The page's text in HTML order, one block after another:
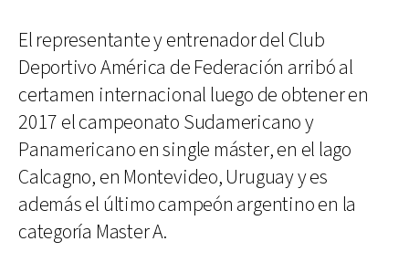
El representante y entrenador del Club
Deportivo América de Federación arribó al
certamen internacional luego de obtener en
2017 el campeonato Sudamericano y
Panamericano en single máster, en el lago
Calcagno, en Montevideo, Uruguay y es
además el último campeón argentino en la
categoría Master A.